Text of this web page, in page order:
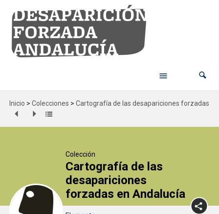
Inicio > Colecciones > Cartografía de las desapariciones forzadas
Colección
Cartografía de las
desapariciones
forzadas en Andalucía